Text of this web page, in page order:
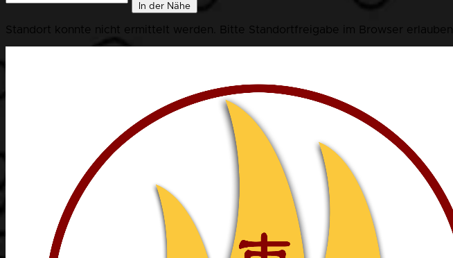
In der Nähe
Standort konnte nicht ermittelt werden. Bitte Standortfreigabe im Browser erlauben.